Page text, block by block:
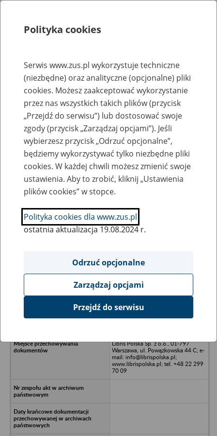
Rejestry, ewidencje i archiwa
Baza zlikwidowanych lub
przekształconych zakładów pracy
Nazwa zakładu pracy:
SZUKAJ
Ukryj wszystkie pozycje bazy
BR Development Spółka z o.o. -
Libris Polska Sp. z o.o., 01-797
Warszawa, ul. Powązkowska 44 C; e-
mail: info@librispolska.pl;
www.librispolska.pl; tel. +48 22 299
70 09
Polityka cookies
Serwis www.zus.pl wykorzystuje techniczne
(niezbędne) oraz analityczne (opcjonalne) pliki
cookies. Możesz zaakceptować wykorzystanie
przez nas wszystkich takich plików (przycisk
„Przejdź do serwisu”) lub dostosować swoje
zgody (przycisk „Zarządzaj opcjami”). Jeśli
wybierzesz przycisk „Odrzuć opcjonalne”,
będziemy wykorzystywać tylko niezbędne pliki
cookies. W każdej chwili możesz zmienić swoje
ustawienia. Aby to zrobić, kliknij „Ustawienia
plików cookies” w stopce.
Polityka cookies dla www.zus.pl
ostatnia aktualizacja 19.08.2024 r.
Odrzuć opcjonalne
Zarządzaj opcjami
Przejdź do serwisu